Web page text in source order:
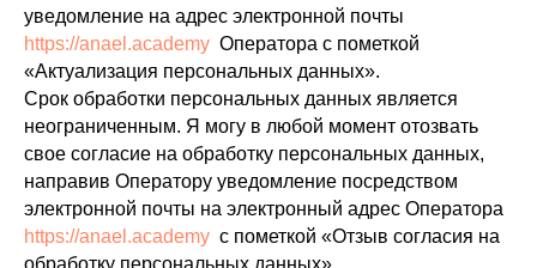
уведомление на адрес электронной почты
https://anael.academy Оператора с пометкой
«Актуализация персональных данных».
Срок обработки персональных данных является
неограниченным. Я могу в любой момент отозвать
свое согласие на обработку персональных данных,
направив Оператору уведомление посредством
электронной почты на электронный адрес Оператора
https://anael.academy с пометкой «Отзыв согласия на
обработку персональных данных».